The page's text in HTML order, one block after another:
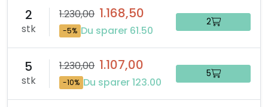
2
stk
1.230,00 1.168,50
-5% Du sparer 61.50
2
5
stk
1.230,00 1.107,00
-10% Du sparer 123.00
5